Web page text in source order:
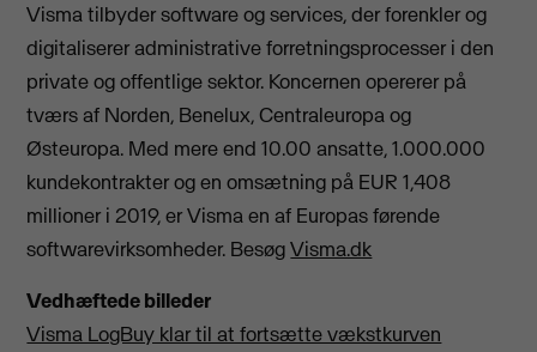
Visma tilbyder software og services, der forenkler og
digitaliserer administrative forretningsprocesser i den
private og offentlige sektor. Koncernen opererer på
tværs af Norden, Benelux, Centraleuropa og
Østeuropa. Med mere end 10.00 ansatte, 1.000.000
kundekontrakter og en omsætning på EUR 1,408
millioner i 2019, er Visma en af Europas førende
softwarevirksomheder. BesøgVisma.dk
Vedhæftede billeder
Visma LogBuy klar til at fortsætte vækstkurven